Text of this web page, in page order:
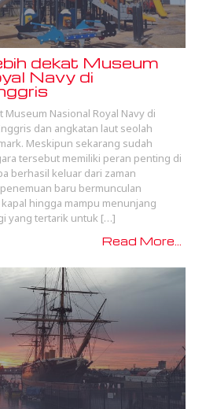
dekat Museum
Navy di
Nasional Royal Navy di
dan angkatan laut seolah
Meskipun sekarang sudah
tersebut memiliki peran penting di
berhasil keluar dari zaman
baru bermunculan
hingga mampu menunjang
yang tertarik untuk […]
Read More...